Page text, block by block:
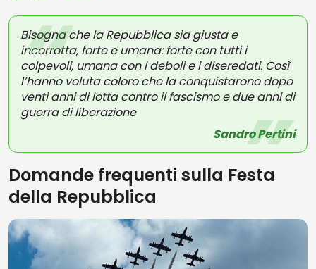
Bisogna che la Repubblica sia giusta e
incorrotta, forte e umana: forte con tutti i
colpevoli, umana con i deboli e i diseredati. Così
l’hanno voluta coloro che la conquistarono dopo
venti anni di lotta contro il fascismo e due anni di
guerra di liberazione
Sandro Pertini
Domande frequenti sulla Festa
della Repubblica